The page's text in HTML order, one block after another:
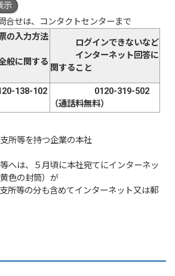
示
合せは、コンタクトセンターまで
力方法
関する
ログインできないなど
インターネット回答に
関すること
138-102
0120-319-502
（通話料無料）
所等を持つ企業の本社
は、５月頃に本社宛てにインターネッ
色の封筒）が
所等の分も含めてインターネット又は郵